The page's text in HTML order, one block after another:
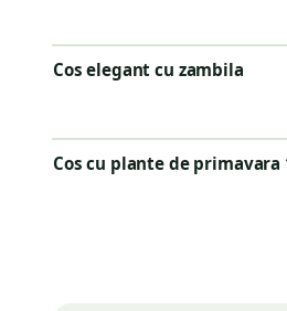
Cos elegant cu zambila
Cos cu plante de primavara